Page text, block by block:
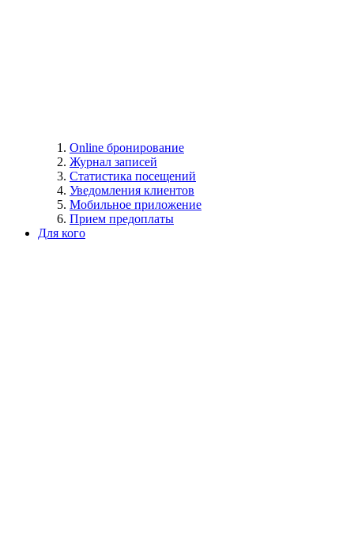
Online бронирование
Журнал записей
Статистика посещений
Уведомления клиентов
Мобильное приложение
Прием предоплаты
Для кого